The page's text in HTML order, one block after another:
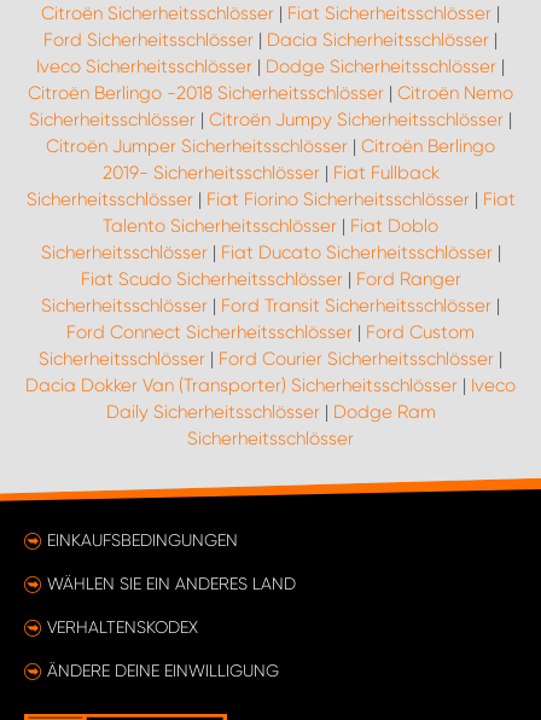
Citroën Sicherheitsschlösser | Fiat Sicherheitsschlösser |
Ford Sicherheitsschlösser | Dacia Sicherheitsschlösser |
Iveco Sicherheitsschlösser | Dodge Sicherheitsschlösser |
Citroën Berlingo -2018 Sicherheitsschlösser | Citroën Nemo
Sicherheitsschlösser | Citroën Jumpy Sicherheitsschlösser |
Citroën Jumper Sicherheitsschlösser | Citroën Berlingo
2019- Sicherheitsschlösser| Fiat Fullback
Sicherheitsschlösser| Fiat Fiorino Sicherheitsschlösser| Fiat
Talento Sicherheitsschlösser | Fiat Doblo
Sicherheitsschlösser| Fiat Ducato Sicherheitsschlösser|
Fiat Scudo Sicherheitsschlösser| Ford Ranger
Sicherheitsschlösser | Ford Transit Sicherheitsschlösser |
Ford Connect Sicherheitsschlösser | Ford Custom
Sicherheitsschlösser | Ford Courier Sicherheitsschlösser |
Dacia Dokker Van (Transporter) Sicherheitsschlösser | Iveco
Daily Sicherheitsschlösser| Dodge Ram
Sicherheitsschlösser
EINKAUFSBEDINGUNGEN
WÄHLEN SIE EIN ANDERES LAND
VERHALTENSKODEX
ÄNDERE DEINE EINWILLIGUNG